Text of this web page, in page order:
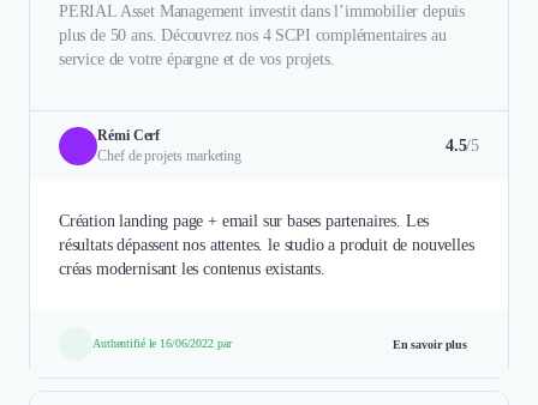
PERIAL Asset Management investit dans l’immobilier depuis
plus de 50 ans. Découvrez nos 4 SCPI complémentaires au
service de votre épargne et de vos projets.
Rémi Cerf
Chef de projets marketing
4.5/5
Création landing page + email sur bases partenaires. Les
résultats dépassent nos attentes. le studio a produit de nouvelles
créas modernisant les contenus existants.
Authentifié le 16/06/2022 par En savoir plus